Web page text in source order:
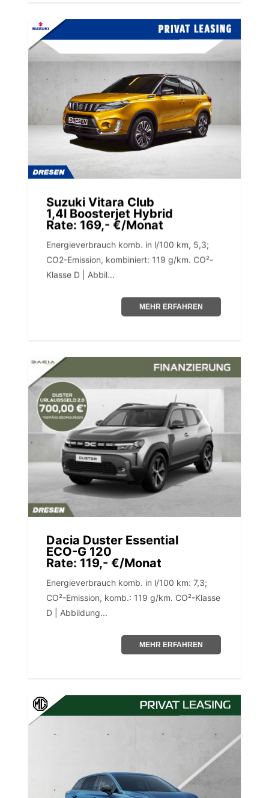
Suzuki Vitara Club
1,4l Boosterjet Hybrid
Rate: 169,- €/Monat
Energieverbrauch komb. in l/100 km, 5,3;
CO2-Emission, kombiniert: 119 g/km. CO²-
Klasse D | Abbil...
MEHR ERFAHREN
Dacia Duster Essential
ECO-G 120
Rate: 119,- €/Monat
Energieverbrauch komb. in l/100 km: 7,3;
CO²-Emission, komb.: 119 g/km. CO²-Klasse
D | Abbildung...
MEHR ERFAHREN